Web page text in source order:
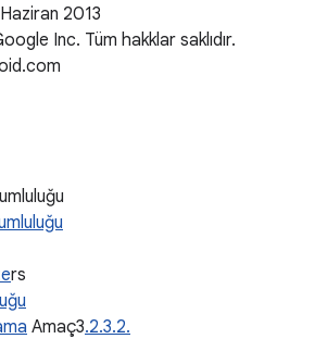
2013
Inc. Tüm hakklar saklıdır.
rs
Amaç3.2.3.2.